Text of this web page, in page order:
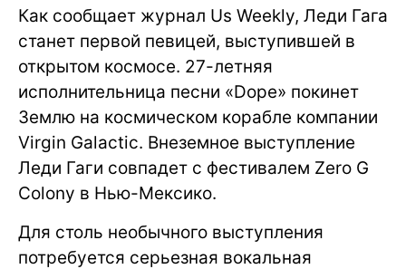
Как сообщает журнал Us Weekly, Леди Гага
станет первой певицей, выступившей в
открытом космосе. 27-летняя
исполнительница песни «Dope» покинет
Землю на космическом корабле компании
Virgin Galactic. Внеземное выступление
Леди Гаги совпадет с фестивалем Zero G
Colony в Нью-Мексико.
Для столь необычного выступления
потребуется серьезная вокальная